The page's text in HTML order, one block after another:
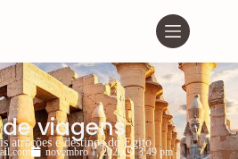
viagens
atrações e destinos do Egito
novembro 1, 2023 3:49 pm